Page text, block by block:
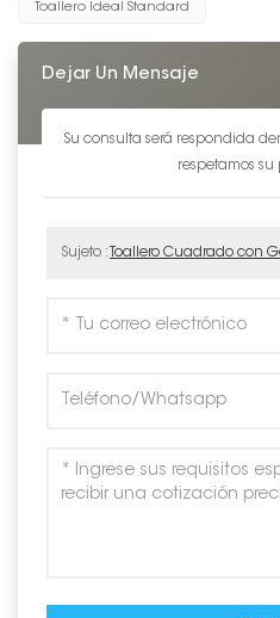
Toallero Ideal Standard
Dejar Un Mensaje
Su consulta será respondida
respetamos
Sujeto : Toallero Cuadrado con